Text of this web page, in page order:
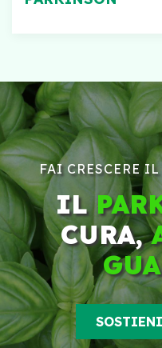
FAI CRESCERE
IL
CURA,